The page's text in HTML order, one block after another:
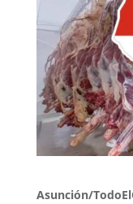
Asunción/